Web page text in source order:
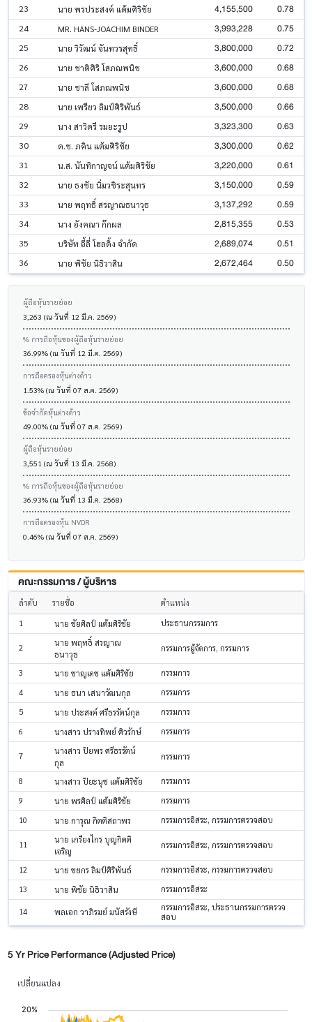
23 นาย พรประสงค์ แต้มศิริชัย 4,155,500 0.78
24 MR. HANS-JOACHIM BINDER 3,993,228 0.75
25 นาย วิวัฒน์ จันทวรสุทธิ์ 3,800,000 0.72
26 นาย ชาติศิริ โสภณพนิช 3,600,000 0.68
27 นาย ชาลี โสภณพนิช 3,600,000 0.68
28 นาย เพรียว ลิมป์ศิริพันธ์ 3,500,000 0.66
29 นาง สาวิตรี รมยะรูป 3,323,300 0.63
30 ด.ช. ภคิน แต้มศิริชัย 3,300,000 0.62
31 น.ส. นันทิกาญจน์ แต้มศิริชัย 3,220,000 0.61
32 นาย ธงชัย นิ่มวชิระสุนทร 3,150,000 0.59
33 นาย พฤทธิ์ สรญาณธนาวุธ 3,137,292 0.59
34 นาง อังคณา ก๊กผล 2,815,355 0.53
35 บริษัท อี้ลี่ โฮลดิ้ง จำกัด 2,689,074 0.51
36 นาย พิชัย นิธิวาสิน 2,672,464 0.50
ผู้ถือหุ้นรายย่อย
3,263 (ณ วันที่ 12 มี.ค. 2569)
% การถือหุ้นของผู้ถือหุ้นรายย่อย
36.99% (ณ วันที่ 12 มี.ค. 2569)
การถือครองหุ้นต่างด้าว
1.53% (ณ วันที่ 07 ส.ค. 2569)
ข้อจำกัดหุ้นต่างด้าว
49.00% (ณ วันที่ 07 ส.ค. 2569)
ผู้ถือหุ้นรายย่อย
3,551 (ณ วันที่ 13 มี.ค. 2568)
% การถือหุ้นของผู้ถือหุ้นรายย่อย
36.93% (ณ วันที่ 13 มี.ค. 2568)
การถือครองหุ้น NVDR
0.46% (ณ วันที่ 07 ส.ค. 2569)
คณะกรรมการ / ผู้บริหาร
ลำดับ รายชื่อ
ตำแหน่ง
1
นาย ชัยศิลป์ แต้มศิริชัย ประธานกรรมการ
2
นาย พฤทธิ์ สรญาณ
ธนาวุธ
กรรมการผู้จัดการ, กรรมการ
3 นาย ชาญเดช แต้มศิริชัย
กรรมการ
4
นาย ธนา เสนาวัฒนกุล
กรรมการ
5
นาย ประสงค์ ศรีธรรัตน์กุล
กรรมการ
6
นางสาว ปรางทิพย์ ศิวรักษ์ กรรมการ
7
นางสาว ปิยพร ศรีธรรัตน์
กุล
กรรมการ
8 นางสาว ปิยะนุช แต้มศิริชัย
กรรมการ
9
นาย พรศิลป์ แต้มศิริชัย
กรรมการ
10
นาย การุณ กิตติสถาพร กรรมการอิสระ, กรรมการตรวจสอบ
11
นาย เกรียงไกร บุญกิตติ
เจริญ
กรรมการอิสระ, กรรมการตรวจสอบ
12 นาย ชยกร ลิมป์ศิริพันธ์
กรรมการอิสระ, กรรมการตรวจสอบ
13
นาย พิชัย นิธิวาสิน กรรมการอิสระ
14 พลเอก วาภิรมย์ มนัสรังษี
กรรมการอิสระ, ประธานกรรมการตรวจ
สอบ
5 Yr Price Performance (Adjusted Price)
เปลี่ยนแปลง